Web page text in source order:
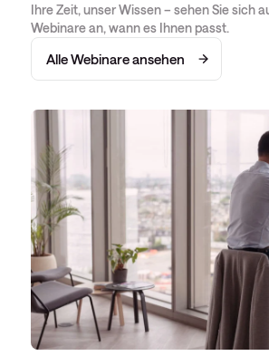
Ihre Zeit, unser Wissen – sehen Sie sich
Webinare an, wann es Ihnen passt.
Alle Webinare ansehen